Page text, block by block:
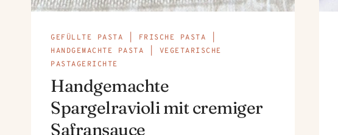
GEFÜLLTE PASTA FRISCHE PASTA
HANDGEMACHTE PASTA
VEGETARISCHE
PASTAGERICHTE
Handgemachte
Spargelravioli mit cremiger
Safransauce